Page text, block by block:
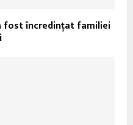
fost încredinţat familiei